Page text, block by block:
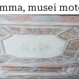
musei